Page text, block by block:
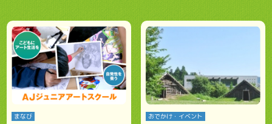
まなび おでかけ・イベント